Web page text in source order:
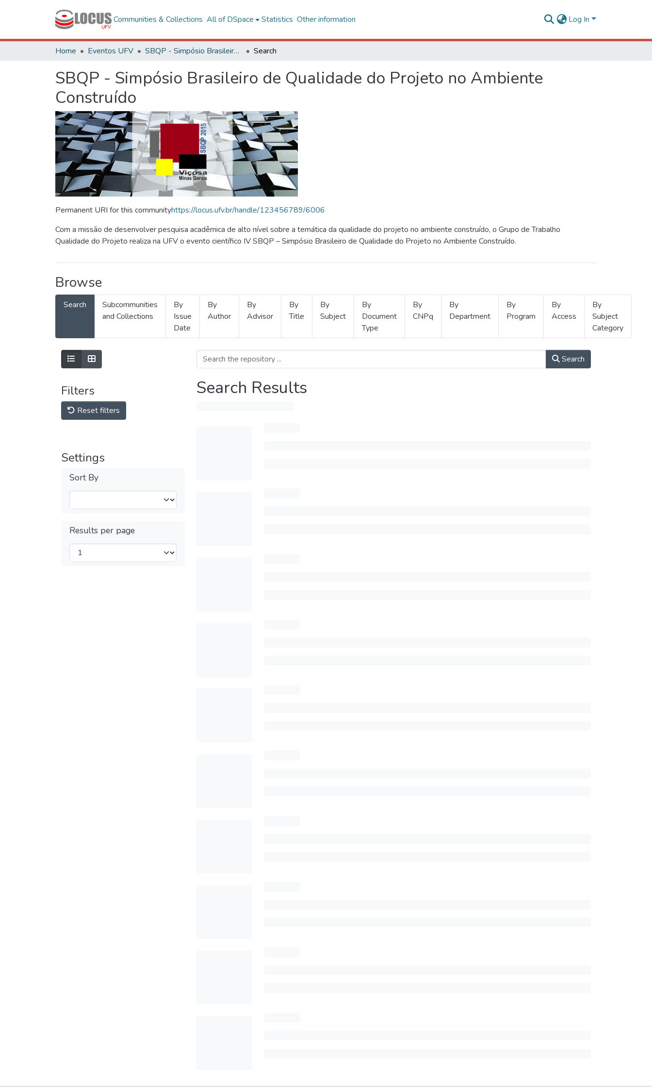
Communities & Collections All of DSpace Statistics Other information Log In
Home Eventos UFV SBQP - Simpósio Brasileiro de Qualidade do Projeto no Ambiente Construído Search
SBQP - Simpósio Brasileiro de Qualidade do Projeto no Ambiente
Construído
Permanent URI for this communityhttps://locus.ufv.br/handle/123456789/6006
Com a missão de desenvolver pesquisa acadêmica de alto nível sobre a temática da qualidade do projeto no ambiente construído, o Grupo de Trabalho
Qualidade do Projeto realiza na UFV o evento científico IV SBQP – Simpósio Brasileiro de Qualidade do Projeto no Ambiente Construído.
Browse
Search
Subcommunities
and Collections
By
Issue
Date
By
Author
By
Advisor
By
Title
By
Subject
By
Document
Type
By
CNPq
By
Department
By
Program
By
Access
By
Subject
Category
Filters
Reset filters
Settings
Sort By
Results per page
Search
Search Results